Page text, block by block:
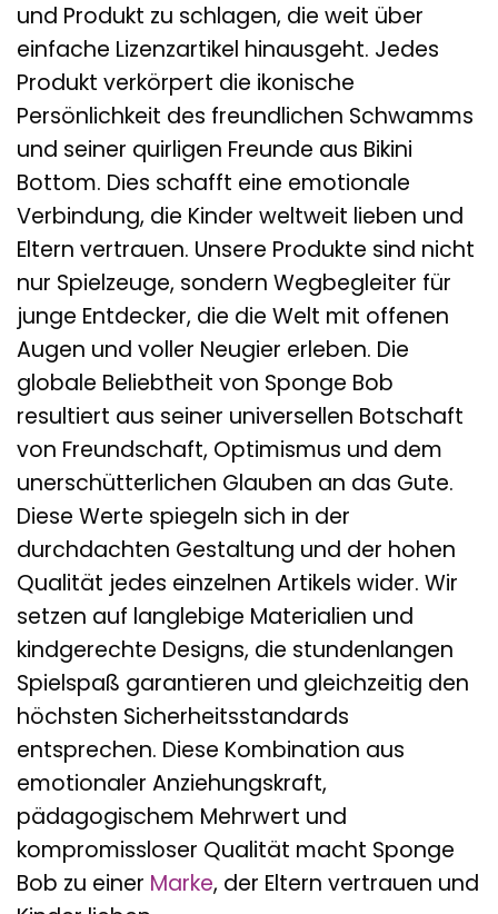
und Produkt zu schlagen, die weit über
einfache Lizenzartikel hinausgeht. Jedes
Produkt verkörpert die ikonische
Persönlichkeit des freundlichen Schwamms
und seiner quirligen Freunde aus Bikini
Bottom. Dies schafft eine emotionale
Verbindung, die Kinder weltweit lieben und
Eltern vertrauen. Unsere Produkte sind nicht
nur Spielzeuge, sondern Wegbegleiter für
junge Entdecker, die die Welt mit offenen
Augen und voller Neugier erleben. Die
globale Beliebtheit von Sponge Bob
resultiert aus seiner universellen Botschaft
von Freundschaft, Optimismus und dem
unerschütterlichen Glauben an das Gute.
Diese Werte spiegeln sich in der
durchdachten Gestaltung und der hohen
Qualität jedes einzelnen Artikels wider. Wir
setzen auf langlebige Materialien und
kindgerechte Designs, die stundenlangen
Spielspaß garantieren und gleichzeitig den
höchsten Sicherheitsstandards
entsprechen. Diese Kombination aus
emotionaler Anziehungskraft,
pädagogischem Mehrwert und
kompromissloser Qualität macht Sponge
Bob zu einer Marke, der Eltern vertrauen und